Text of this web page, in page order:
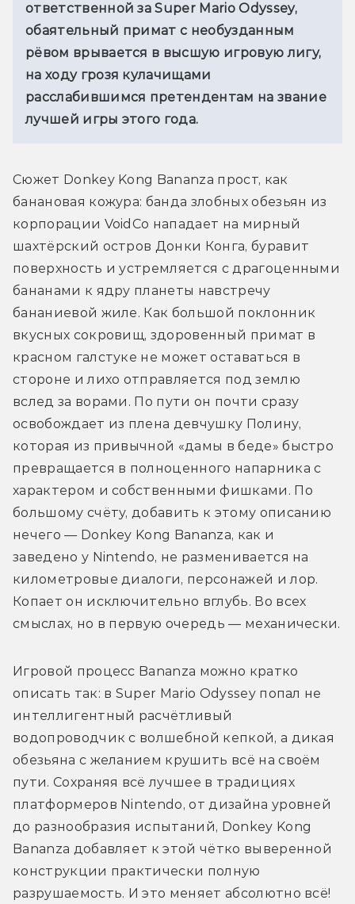
ответственной за Super Mario Odyssey,
обаятельный примат с необузданным
рёвом врывается в высшую игровую лигу,
на ходу грозя кулачищами
расслабившимся претендентам на звание
лучшей игры этого года.
Сюжет Donkey Kong Bananza прост, как
банановая кожура: банда злобных обезьян из
корпорации VoidCo нападает на мирный
шахтёрский остров Донки Конга, буравит
поверхность и устремляется с драгоценными
бананами к ядру планеты навстречу
бананиевой жиле. Как большой поклонник
вкусных сокровищ, здоровенный примат в
красном галстуке не может оставаться в
стороне и лихо отправляется под землю
вслед за ворами. По пути он почти сразу
освобождает из плена девчушку Полину,
которая из привычной «дамы в беде» быстро
превращается в полноценного напарника с
характером и собственными фишками. По
большому счёту, добавить к этому описанию
нечего — Donkey Kong Bananza, как и
заведено у Nintendo, не разменивается на
километровые диалоги, персонажей и лор.
Копает он исключительно вглубь. Во всех
смыслах, но в первую очередь — механически.
Игровой процесс Bananza можно кратко
описать так: в Super Mario Odyssey попал не
интеллигентный расчётливый
водопроводчик с волшебной кепкой, а дикая
обезьяна с желанием крушить всё на своём
пути. Сохраняя всё лучшее в традициях
платформеров Nintendo, от дизайна уровней
до разнообразия испытаний, Donkey Kong
Bananza добавляет к этой чётко выверенной
конструкции практически полную
разрушаемость. И это меняет абсолютно всё!